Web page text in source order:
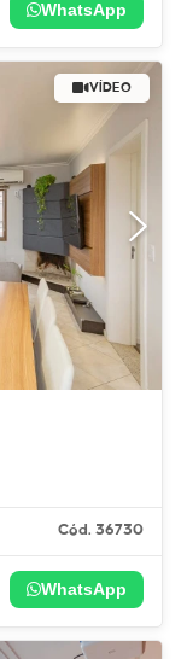
WhatsApp
VÍDEO
Cód. 36730
WhatsApp